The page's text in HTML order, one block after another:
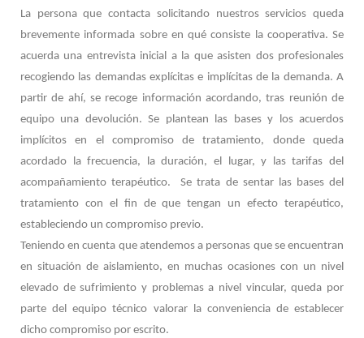
La persona que contacta solicitando nuestros servicios queda
brevemente informada sobre en qué consiste la cooperativa. Se
acuerda una entrevista inicial a la que asisten dos profesionales
recogiendo las demandas explícitas e implícitas de la demanda. A
partir de ahí, se recoge información acordando, tras reunión de
equipo una devolución. Se plantean las bases y los acuerdos
implícitos en el compromiso de tratamiento, donde queda
acordado la frecuencia, la duración, el lugar, y las tarifas del
acompañamiento terapéutico.
Se trata de sentar las bases del
tratamiento con el fin de que tengan un efecto terapéutico,
estableciendo un compromiso previo.
Teniendo en cuenta que atendemos a personas que se encuentran
en situación de aislamiento, en muchas ocasiones con un nivel
elevado de sufrimiento y problemas a nivel vincular, queda por
parte del equipo técnico valorar la conveniencia de establecer
dicho compromiso por escrito.